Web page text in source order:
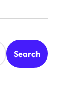
Search